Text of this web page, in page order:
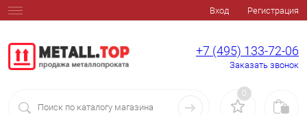
Вход Регистрация
+7 (495) 133-72-06
Заказать звонок
0